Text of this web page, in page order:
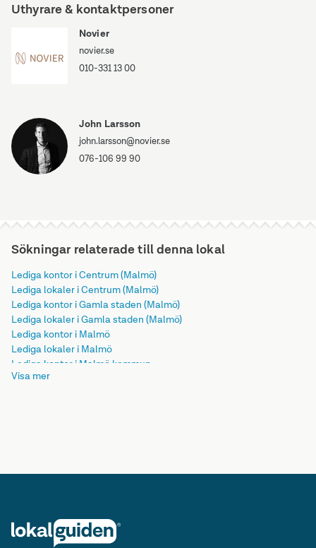
3
Uthyrare & kontaktpersoner
Novier
novier.se
010-331 13 00
John Larsson
john.larsson@novier.se
076-106 99 90
Sökningar relaterade till denna lokal
Lediga kontor i Centrum (Malmö)
Lediga lokaler i Centrum (Malmö)
Lediga kontor i Gamla staden (Malmö)
Lediga lokaler i Gamla staden (Malmö)
Lediga kontor i Malmö
Lediga lokaler i Malmö
Lediga kontor i Malmö kommun
Lediga lokaler i Malmö kommun
Visa mer